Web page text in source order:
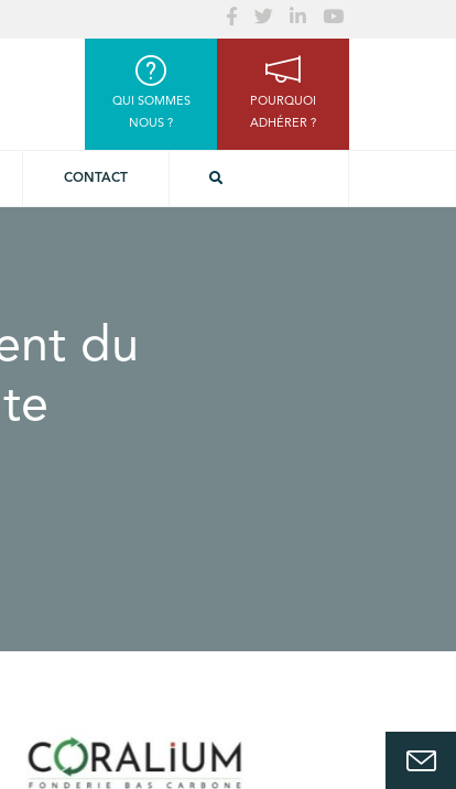
QUI SOMMES
NOUS ?
POURQUOI
ADHÉRER ?
CONTACT
du